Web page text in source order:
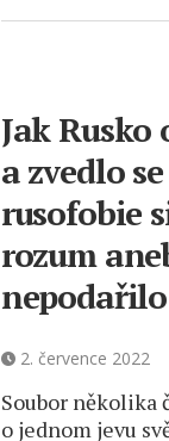
Jak Rusko
a zvedlo
rusofobie
rozum
2. července 2022
Soubor několika
o jednom jevu